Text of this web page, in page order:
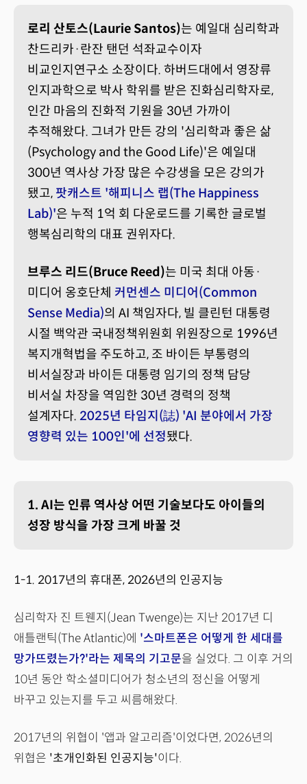
로리 산토스(Laurie Santos)는 예일대 심리학과
찬드리카·란잔 탠던 석좌교수이자
비교인지연구소 소장이다. 하버드대에서 영장류
인지과학으로 박사 학위를 받은 진화심리학자로,
인간 마음의 진화적 기원을 30년 가까이
추적해왔다. 그녀가 만든 강의 '심리학과 좋은 삶
(Psychology and the Good Life)'은 예일대
300년 역사상 가장 많은 수강생을 모은 강의가
됐고, 팟캐스트 '해피니스 랩(The Happiness
Lab)'은 누적 1억 회 다운로드를 기록한 글로벌
행복심리학의 대표 권위자다.
브루스 리드(Bruce Reed)는 미국 최대 아동·
미디어 옹호단체 커먼센스 미디어(Common
Sense Media)의 AI 책임자다, 빌 클린턴 대통령
시절 백악관 국내정책위원회 위원장으로 1996년
복지개혁법을 주도하고, 조 바이든 부통령의
비서실장과 바이든 대통령 임기의 정책 담당
비서실 차장을 역임한 30년 경력의 정책
설계자다. 2025년 타임지(誌) 'AI 분야에서 가장
영향력 있는 100인'에 선정됐다.
1. AI는 인류 역사상 어떤 기술보다도 아이들의
성장 방식을 가장 크게 바꿀 것
1-1. 2017년의 휴대폰, 2026년의 인공지능
심리학자 진 트웬지(Jean Twenge)는 지난 2017년 디
애틀랜틱(The Atlantic)에 '스마트폰은 어떻게 한 세대를
망가뜨렸는가?'라는 제목의 기고문을 실었다. 그 이후 거의
10년 동안 학소셜미디어가 청소년의 정신을 어떻게
바꾸고 있는지를 두고 씨름해왔다.
2017년의 위협이 '앱과 알고리즘'이었다면, 2026년의
위협은 '초개인화된 인공지능'이다.